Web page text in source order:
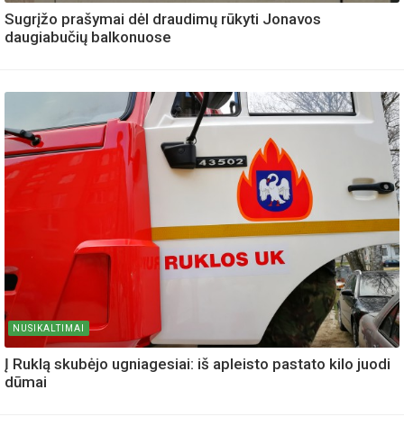
Sugrįžo prašymai dėl draudimų rūkyti Jonavos
daugiabučių balkonuose
NUSIKALTIMAI
Į Ruklą skubėjo ugniagesiai: iš apleisto pastato kilo juodi
dūmai